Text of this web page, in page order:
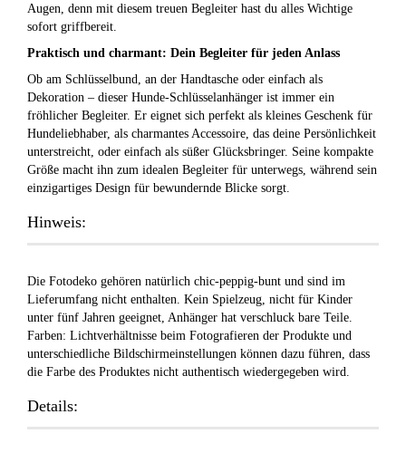
Augen, denn mit diesem treuen Begleiter hast du alles Wichtige
sofort griffbereit.
Praktisch und charmant: Dein Begleiter für jeden Anlass
Ob am Schlüsselbund, an der Handtasche oder einfach als
Dekoration – dieser Hunde-Schlüsselanhänger ist immer ein
fröhlicher Begleiter. Er eignet sich perfekt als kleines Geschenk für
Hundeliebhaber, als charmantes Accessoire, das deine Persönlichkeit
unterstreicht, oder einfach als süßer Glücksbringer. Seine kompakte
Größe macht ihn zum idealen Begleiter für unterwegs, während sein
einzigartiges Design für bewundernde Blicke sorgt.
Hinweis:
Die Fotodeko gehören natürlich chic-peppig-bunt und sind im
Lieferumfang nicht enthalten. Kein Spielzeug, nicht für Kinder
unter fünf Jahren geeignet, Anhänger hat verschluck bare Teile.
Farben: Lichtverhältnisse beim Fotografieren der Produkte und
unterschiedliche Bildschirmeinstellungen können dazu führen, dass
die Farbe des Produktes nicht authentisch wiedergegeben wird.
Details: